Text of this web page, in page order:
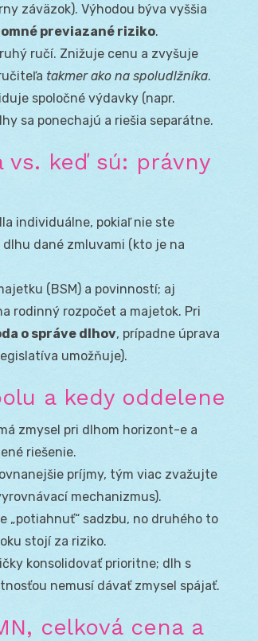
záväzok). Výhodou býva vyššia
previazané riziko.
ručí. Znižuje cenu a zvyšuje
takmer ako na spoludlžníka.
spoločné výdavky (napr.
sa ponechajú a riešia separátne.
keď sú: právny
individuálne, pokiaľ nie ste
dané zmluvami (kto je na
(BSM) a povinností; aj
rodinný rozpočet a majetok. Pri
o správe dlhov, prípadne úprava
umožňuje).
a kedy oddelene
zmysel pri dlhom horizont-e a
riešenie.
príjmy, tým viac zvažujte
mechanizmus).
„potiahnuť“ sadzbu, no druhého to
stojí za riziko.
konsolidovať prioritne; dlh s
nemusí dávať zmysel spájať.
celková cena a